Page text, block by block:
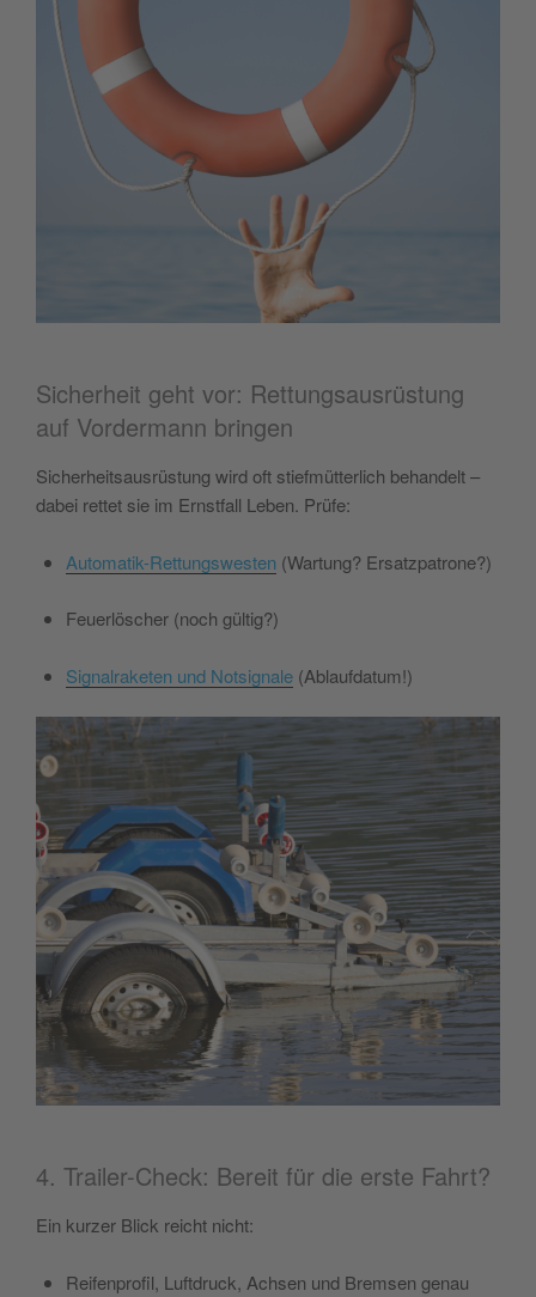
Sicherheit geht vor: Rettungsausrüstung
auf Vordermann bringen
Sicherheitsausrüstung wird oft stiefmütterlich behandelt –
dabei rettet sie im Ernstfall Leben. Prüfe:
Automatik-Rettungswesten (Wartung? Ersatzpatrone?)
Feuerlöscher (noch gültig?)
Signalraketen und Notsignale (Ablaufdatum!)
4. Trailer-Check: Bereit für die erste Fahrt?
Ein kurzer Blick reicht nicht:
Reifenprofil, Luftdruck, Achsen und Bremsen genau